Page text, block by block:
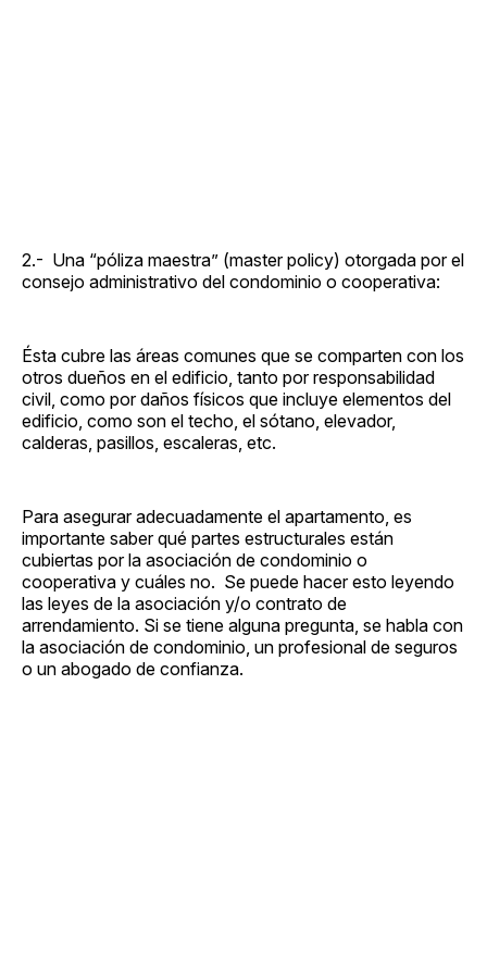
2.- Una “póliza maestra” (master policy) otorgada por el
consejo administrativo del condominio o cooperativa:
Ésta cubre las áreas comunes que se comparten con los
otros dueños en el edificio, tanto por responsabilidad
civil, como por daños físicos que incluye elementos del
edificio, como son el techo, el sótano, elevador,
calderas, pasillos, escaleras, etc.
Para asegurar adecuadamente el apartamento, es
importante saber qué partes estructurales están
cubiertas por la asociación de condominio o
cooperativa y cuáles no. Se puede hacer esto leyendo
las leyes de la asociación y/o contrato de
arrendamiento. Si se tiene alguna pregunta, se habla con
la asociación de condominio, un profesional de seguros
o un abogado de confianza.